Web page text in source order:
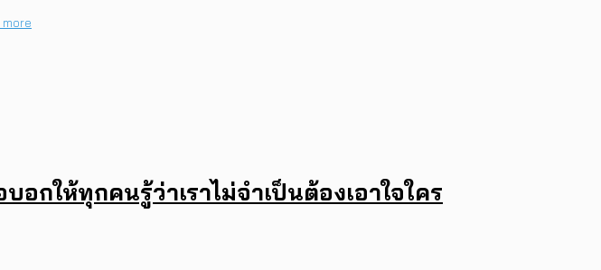
more
อกให้ทุกคนรู้ว่าเราไม่จำเป็นต้องเอาใจใคร